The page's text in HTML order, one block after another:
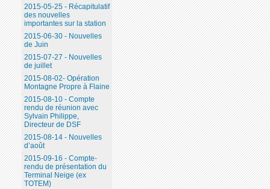
2015-05-25 - Récapitulatif
des nouvelles
importantes sur la station
2015-06-30 - Nouvelles
de Juin
2015-07-27 - Nouvelles
de juillet
2015-08-02- Opération
Montagne Propre à Flaine
2015-08-10 - Compte
rendu de réunion avec
Sylvain Philippe,
Directeur de DSF
2015-08-14 - Nouvelles
d’août
2015-09-16 - Compte-
rendu de présentation du
Terminal Neige (ex
TOTEM)